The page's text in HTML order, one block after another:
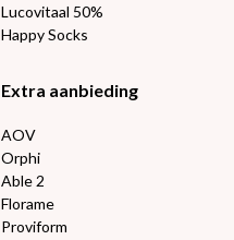
Lucovitaal 50%
Happy Socks
Extra aanbieding
AOV
Orphi
Able 2
Florame
Proviform